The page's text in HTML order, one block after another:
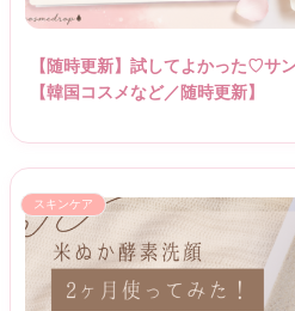
【随時更新】試してよかった♡サ
【韓国コスメなど／随時更新】
スキンケア